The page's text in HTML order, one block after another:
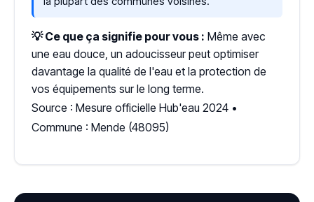
💡 Ce que ça signifie pour vous : Même avec
une eau douce, un adoucisseur peut optimiser
davantage la qualité de l'eau et la protection de
vos équipements sur le long terme.
Source : Mesure officielle Hub'eau 2024 •
Commune : Mende (48095)